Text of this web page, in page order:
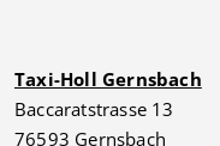
Taxi-Holl Gernsbach
Baccaratstrasse 13
76593 Gernsbach